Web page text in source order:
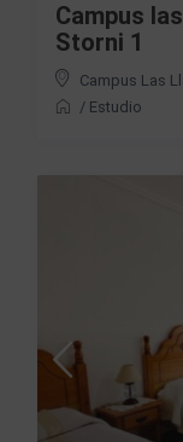
Campus
Storni 1
Campus Las
/ Estudio